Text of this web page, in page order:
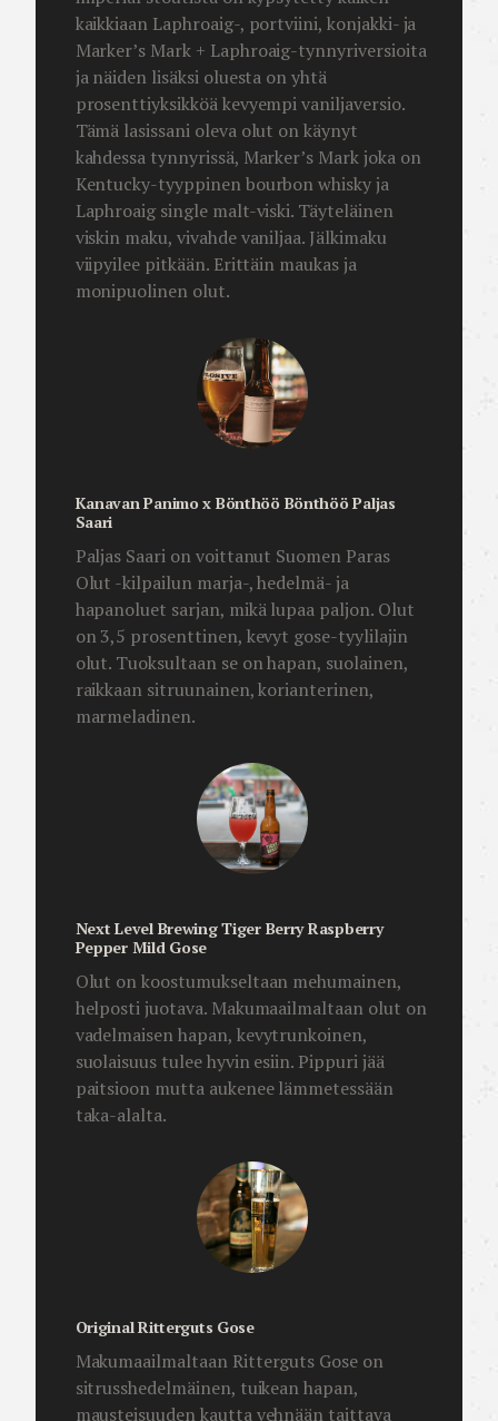
kaikkiaan Laphroaig-, portviini, konjakki- ja
Marker’s Mark + Laphroaig-tynnyriversioita
ja näiden lisäksi oluesta on yhtä
prosenttiyksikköä kevyempi vaniljaversio.
Tämä lasissani oleva olut on käynyt
kahdessa tynnyrissä, Marker’s Mark joka on
Kentucky-tyyppinen bourbon whisky ja
Laphroaig single malt-viski. Täyteläinen
viskin maku, vivahde vaniljaa. Jälkimaku
viipyilee pitkään. Erittäin maukas ja
monipuolinen olut.
Kanavan Panimo x Bönthöö Bönthöö Paljas
Saari
Paljas Saari on voittanut Suomen Paras
Olut -kilpailun marja-, hedelmä- ja
hapanoluet sarjan, mikä lupaa paljon. Olut
on 3,5 prosenttinen, kevyt gose-tyylilajin
olut. Tuoksultaan se on hapan, suolainen,
raikkaan sitruunainen, korianterinen,
marmeladinen.
Next Level Brewing Tiger Berry Raspberry
Pepper Mild Gose
Olut on koostumukseltaan mehumainen,
helposti juotava. Makumaailmaltaan olut on
vadelmaisen hapan, kevytrunkoinen,
suolaisuus tulee hyvin esiin. Pippuri jää
paitsioon mutta aukenee lämmetessään
taka-alalta.
Original Ritterguts Gose
Makumaailmaltaan Ritterguts Gose on
sitrusshedelmäinen, tuikean hapan,
mausteisuuden kautta vehnään taittava